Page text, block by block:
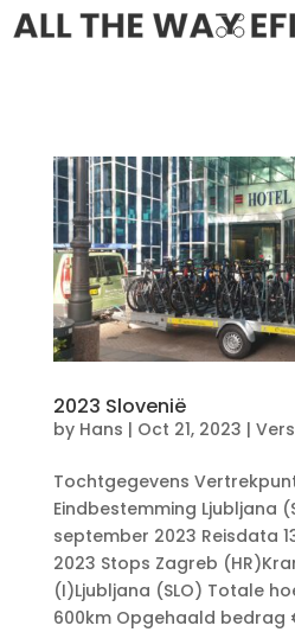
2023 Slovenië
by Hans | Oct 21, 2023 |
Tochtgegevens
Eindbestemming Ljubljana
september 2023 Reisdata
2023 Stops Zagreb
(I)Ljubljana (SLO) Totale
600km Opgehaald bedrag